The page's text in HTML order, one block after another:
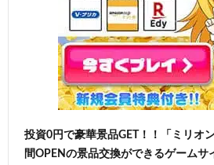
投資0円で豪華景品GET！！「ミリオ
間OPENの景品交換ができるゲームサ